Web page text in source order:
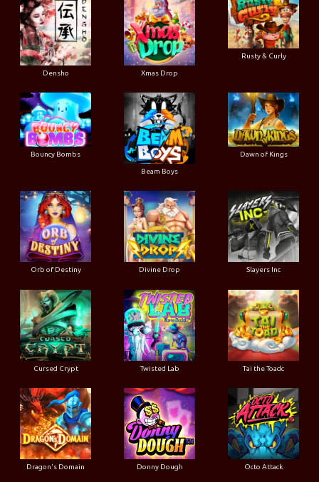
Densho Xmas Drop
Rusty & Curly
Bouncy Bombs
Beam Boys
Dawn of Kings
Orb of Destiny Divine Drop Slayers Inc
Cursed Crypt Twisted Lab Tai the Toadc
Dragon's Domain Donny Dough Octo Attack